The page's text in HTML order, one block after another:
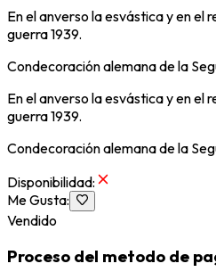
En el anverso la esvástica y en el
guerra 1939.
Condecoración alemana de la
En el anverso la esvástica y en el
guerra 1939.
Condecoración alemana de la
Disponibilidad:
Me Gusta:
Vendido
Proceso del metodo de